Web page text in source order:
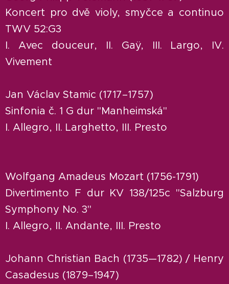
Koncert pro dvě violy, smyčce a continuo
TWV 52:G3
I. Avec douceur, II. Gaÿ, III. Largo, IV.
Vivement
Jan Václav Stamic (1717–1757)
Sinfonia č. 1 G dur "Manheimská"
I. Allegro, II. Larghetto, III. Presto
Wolfgang Amadeus Mozart (1756-1791)
Divertimento F dur KV 138/125c "Salzburg
Symphony No. 3"
I. Allegro, II. Andante, III. Presto
Johann Christian Bach (1735—1782) / Henry
Casadesus (1879–1947)